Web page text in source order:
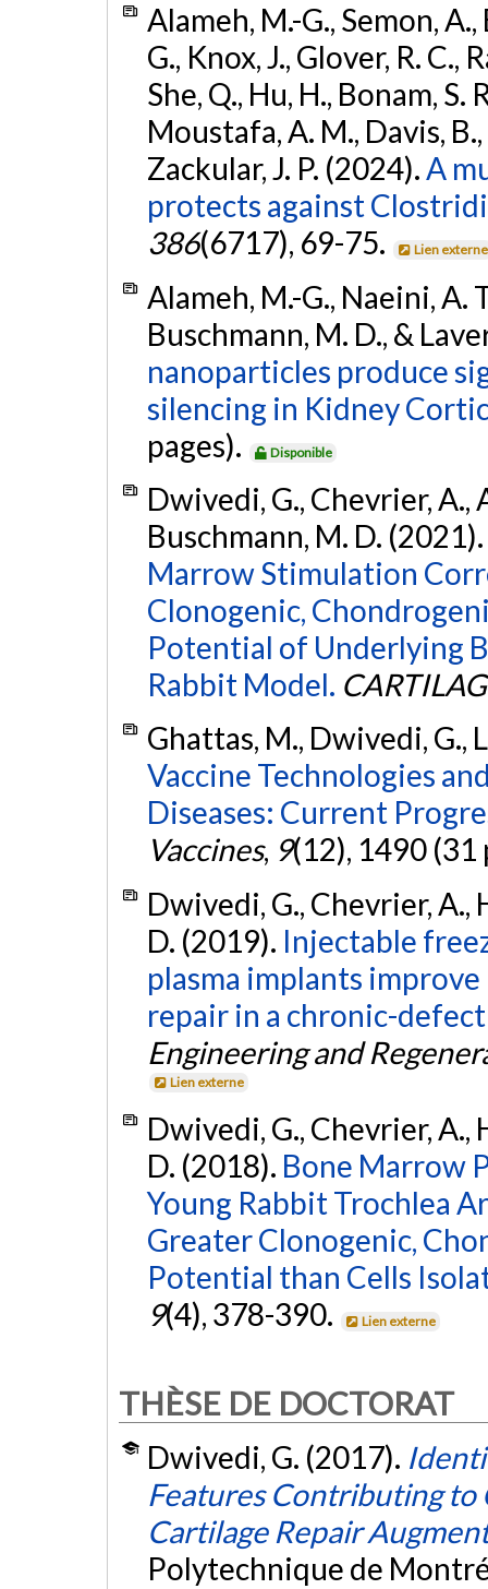
Alameh, M.-G., Semon,
G., Knox, J., Glover, R. C.,
She, Q., Hu, H., Bonam, S.
Moustafa, A. M., Davis,
Zackular, J. P. (2024).A
protects against
386(6717), 69-75. Lien externe
Alameh, M.-G., Naeini, A.
Buschmann, M. D., &
nanoparticles produce
silencing in Kidney
pages).
Disponible
Dwivedi, G., Chevrier, A.,
Buschmann, M. D. (2021).
Marrow Stimulation
Clonogenic,
Potential of Underlying
Rabbit Model.
Ghattas, M., Dwivedi, G.,
Vaccine Technologies
Diseases: Current
Vaccines, 9(12), 1490 (31
Dwivedi, G., Chevrier, A.,
D. (2019). Injectable
plasma implants
repair in a chronic-
Engineering and
Lien externe
Dwivedi, G., Chevrier, A.,
D. (2018). Bone Marrow
Young Rabbit Trochlea
Greater Clonogenic,
Potential than Cells
9(4), 378-390. Lien externe
THÈSE DE DOCTORAT
Dwivedi, G. (2017).
Features Contributing to
Cartilage Repair
Polytechnique de